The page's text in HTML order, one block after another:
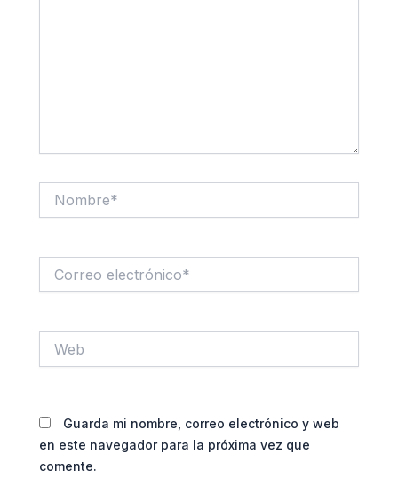
electrónico*
Guarda mi nombre, correo electrónico y web
en este navegador para la próxima vez que
comente.